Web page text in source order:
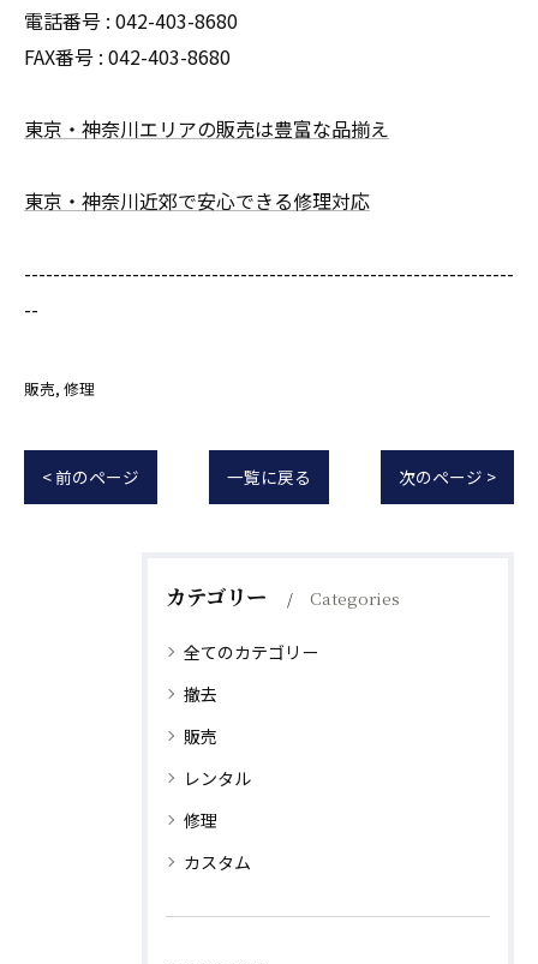
電話番号 : 042-403-8680
FAX番号 : 042-403-8680
東京・神奈川エリアの販売は豊富な品揃え
東京・神奈川近郊で安心できる修理対応
--------------------------------------------------------------------
--
販売 修理
< 前のページ 一覧に戻る 次のページ >
カテゴリー Categories
全てのカテゴリー
撤去
販売
レンタル
修理
カスタム